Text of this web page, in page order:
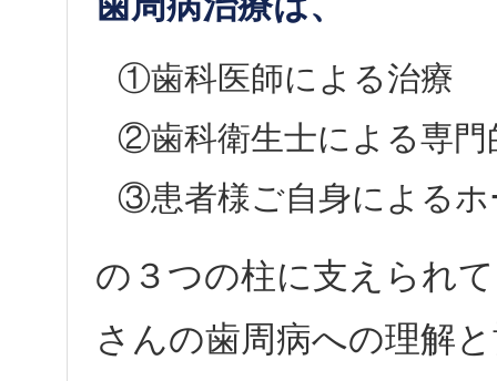
①歯科医師による治療
②歯科衛生士による専門
③患者様ご自身によるホ
の３つの柱に支えられ
さんの歯周病への理解